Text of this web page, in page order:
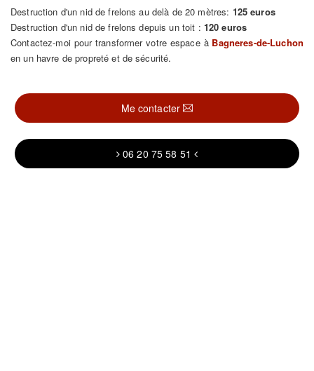
Destruction d'un nid de frelons au delà de 20 mètres: 125 euros
Destruction d'un nid de frelons depuis un toit : 120 euros
Contactez-moi pour transformer votre espace à Bagneres-de-Luchon
en un havre de propreté et de sécurité.
Me contacter
06 20 75 58 51